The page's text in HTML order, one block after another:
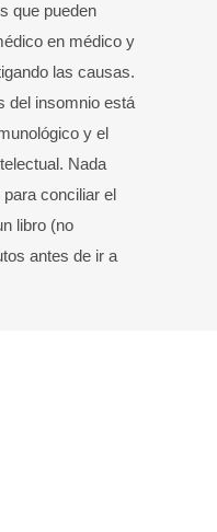
que pueden
en médico y
las causas.
del insomnio está
y el
Nada
conciliar el
libro (no
antes de ir a